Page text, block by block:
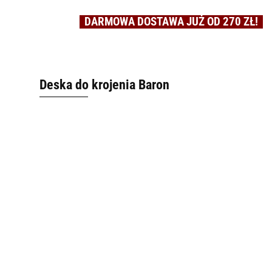
DARMOWA DOSTAWA JUŻ OD 270 ZŁ!
Deska do krojenia Baron